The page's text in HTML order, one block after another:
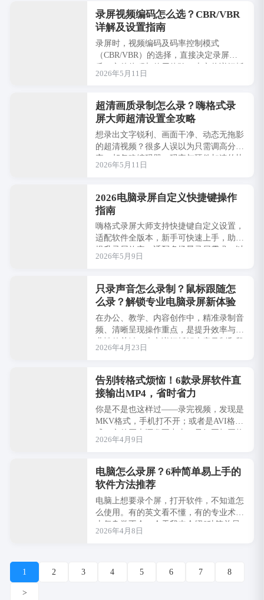
录屏视频编码怎么选？CBR/VBR
详解及设置指南
录屏时，视频编码及码率控制模式
（CBR/VBR）的选择，直接决定录屏画
质、文件体积与使用体验。本文将详细拆
解CBR、VBR的核心区别、适用场景，以
2026年5月11日
超清画质录制怎么录？嗨格式录
屏大师超清设置全攻略
想录出文字锐利、画面干净、动态无拖影
的超清视频？很多人误以为只需调高分辨
率，却忽略编码器、码率与硬件加速的协
同设置，导致画质不达标、文件过大或电
2026年5月11日
2026电脑录屏自定义快捷键操作
指南
嗨格式录屏大师支持快捷键自定义设置，
适配软件全版本，新手可快速上手，助力
提升录屏效率，适配多场景录屏需求。以
下详细说明自定义快捷键的优势、默认快
2026年5月9日
只录声音怎么录制？鼠标跟随怎
么录？解锁专业电脑录屏新体验
在办公、教学、内容创作中，精准录制音
频、清晰呈现操作重点，是提升效率与专
业性的关键。本文详细拆解声音录制和鼠
标跟随两大模式的功能亮点，助力职场
2026年4月23日
告别转格式烦恼！6款录屏软件直
接输出MP4，省时省力
你是不是也这样过——录完视频，发现是
MKV格式，手机打不开；或者是AVI格
式，文件巨大还发不出去。只好再打开格
式转换工具，等半天转成MP4，浪费时间
2026年4月9日
电脑怎么录屏？6种简单易上手的
软件方法推荐
电脑上想要录个屏，打开软件，不知道怎
么使用。有的英文看不懂，有的专业术语
太复杂学不会，今天我来介绍6种简单易
上手的录屏方法，从国产到开源，每一种
2026年4月8日
1 2 3 4 5 6 7 8
>